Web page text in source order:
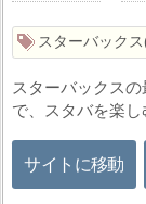
スターバックス
スターバックス
で、スタバを楽し
サイトに移動